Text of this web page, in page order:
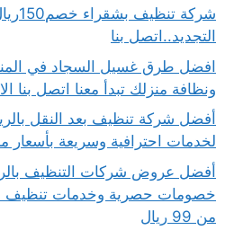
شركة
التجديد..اتصل بنا
افضل طرق غسيل السجاد في
ونظافة منزلك تبدأ معنا اتصل بنا
لخدمات احترافية وسريعة بأسعار
خصومات حصرية وخدمات تنظيف
من 99 ريال